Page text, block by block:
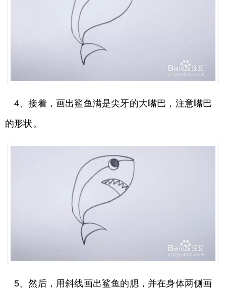
4、接着，画出鲨鱼满是尖牙的大嘴巴，注意嘴巴
的形状。
5、然后，用斜线画出鲨鱼的腮，并在身体两侧画